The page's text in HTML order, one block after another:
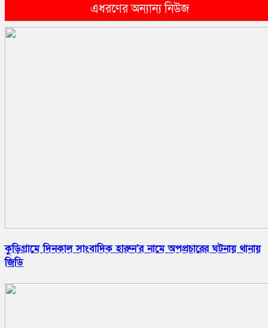
এধরণের অন্যান্য নিউজ
কুড়িগ্রামে দিনকাল সাংবাদিক হারুন’র নামে অপপ্রচারের ঘটনায় থানায়
জিডি